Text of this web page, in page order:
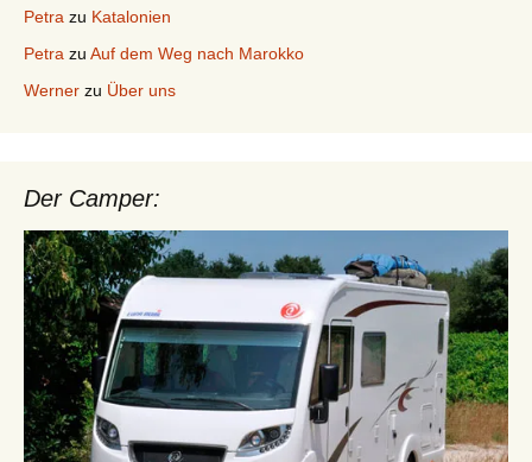
Petra zu Katalonien
Petra zu Auf dem Weg nach Marokko
Werner zu Über uns
Der Camper: